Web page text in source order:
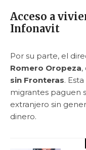
Acceso a
Infonavit
Por su parte, el
Romero Oropeza,
sin Fronteras.
migrantes paguen
extranjero sin
dinero.